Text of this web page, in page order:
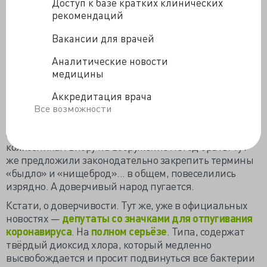
рекомендаций
Вакансии для врачей
Аналитические новости
медицины
Аккредитация врача
Все возможности
подпадают под содержание нового термина», —
объяснили в пресс-службе Минюста.
В министерстве подчеркнули, что никакой особой
дискриминации простолюдинов не будет, но появятся
некоторые особенности в регулировании их прав и
свобод. В частности, одним из первых новшеств будет
зарубежных стран.
от лопастей вентилятора такие площади кроет, что
колхозникам впору на вооружение метод брать. Тут
же предложили законодательно закрепить термины
«быдло» и «нищеброд»... в общем, повеселились
изрядно. А доверчивый народ пугается.
Кстати, о доверчивости. Тут же, уже в официальных
новостях — депутаты со значками для отпугивания
коронавируса . На полном серьёзе . Типа, содержат
твёрдый диоксид хлора, который медленно
высвобождается и просит подвинуться все бактерии